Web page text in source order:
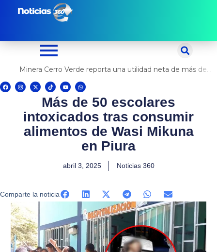
Minera Cerro Verde reporta una utilidad neta de más de US$ 500 millones
F
a
c
I
n
s
X
-
t
t
e
r
T
i
k
t
Y
o
u
t
u
e
W
h
a
t
s
a
p
p
Más de 50 escolares
intoxicados tras consumir
alimentos de Wasi Mikuna
en Piura
abril 3, 2025 Noticias 360
Comparte la noticia